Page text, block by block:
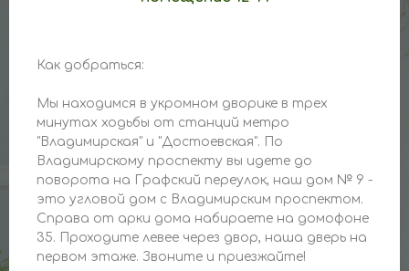
Как добраться:
Мы находимся в укромном дворике в трех
минутах ходьбы от станций метро
"Владимирская" и "Достоевская". По
Владимирскому проспекту вы идете до
поворота на Графский переулок, наш дом № 9 -
это угловой дом с Владимирским проспектом.
Справа от арки дома набираете на домофоне
35. Проходите левее через двор, наша дверь на
первом этаже. Звоните и приезжайте!
О компании
Санкт - Петербург,
Графский переулок, д. 9,
домофон 35
п н - пт с 10.00-18.00